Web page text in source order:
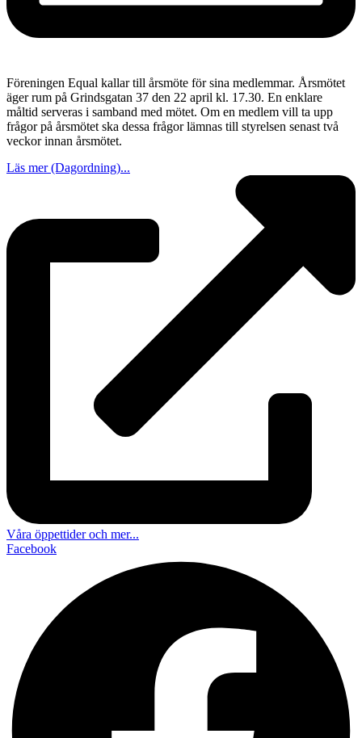
Föreningen Equal kallar till årsmöte för sina medlemmar. Årsmötet
äger rum på Grindsgatan 37 den 22 april kl. 17.30. En enklare
måltid serveras i samband med mötet. Om en medlem vill ta upp
frågor på årsmötet ska dessa frågor lämnas till styrelsen senast två
veckor innan årsmötet.
Läs mer (Dagordning)...
Våra öppettider och mer...
Facebook